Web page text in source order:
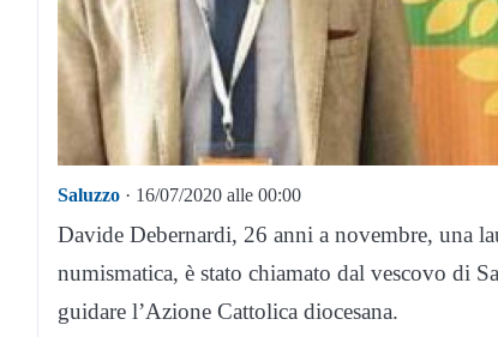
Saluzzo · 16/07/2020 alle 00:00
Davide Debernardi, 26 anni a novembre, una
numismatica, è stato chiamato dal vescovo di
guidare l’Azione Cattolica diocesana.